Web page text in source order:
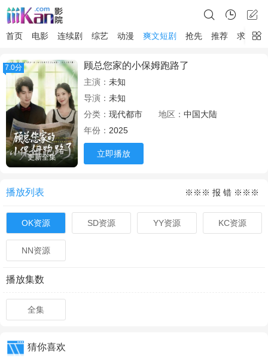
首页 电影 连续剧 综艺 动漫 爽文短剧 抢先 推荐 求片
7.0分
更新全集
顾总您家的小保姆跑路了
主演： 未知
导演： 未知
分类： 现代都市 地区： 中国大陆
年份： 2025
立即播放
播放列表 ※※※ 报 错 ※※※
OK资源 SD资源 YY资源 KC资源
NN资源
播放集数
全集
猜你喜欢